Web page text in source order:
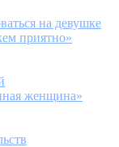
на девушке
приятно»
женщина»